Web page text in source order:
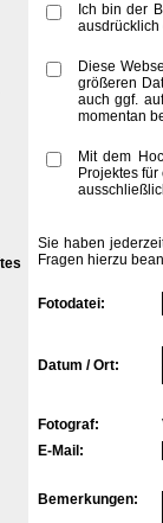
Ich bin der
ausdrücklich
Diese
größeren
auch ggf.
momentan
Mit dem
Projektes
Sie haben
Fragen hierzu
Fotodatei:
Datum / Ort:
Fotograf:
E-Mail:
Bemerkungen: